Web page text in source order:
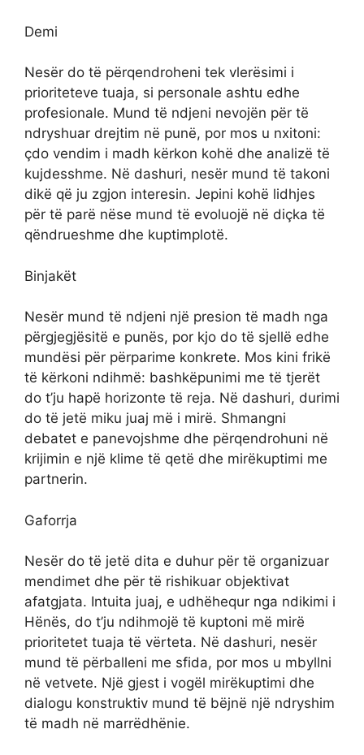
Demi
Nesër do të përqendroheni tek vlerësimi i
prioriteteve tuaja, si personale ashtu edhe
profesionale. Mund të ndjeni nevojën për të
ndryshuar drejtim në punë, por mos u nxitoni:
çdo vendim i madh kërkon kohë dhe analizë të
kujdesshme. Në dashuri, nesër mund të takoni
dikë që ju zgjon interesin. Jepini kohë lidhjes
për të parë nëse mund të evoluojë në diçka të
qëndrueshme dhe kuptimplotë.
Binjakët
Nesër mund të ndjeni një presion të madh nga
përgjegjësitë e punës, por kjo do të sjellë edhe
mundësi për përparime konkrete. Mos kini frikë
të kërkoni ndihmë: bashkëpunimi me të tjerët
do t’ju hapë horizonte të reja. Në dashuri, durimi
do të jetë miku juaj më i mirë. Shmangni
debatet e panevojshme dhe përqendrohuni në
krijimin e një klime të qetë dhe mirëkuptimi me
partnerin.
Gaforrja
Nesër do të jetë dita e duhur për të organizuar
mendimet dhe për të rishikuar objektivat
afatgjata. Intuita juaj, e udhëhequr nga ndikimi i
Hënës, do t’ju ndihmojë të kuptoni më mirë
prioritetet tuaja të vërteta. Në dashuri, nesër
mund të përballeni me sfida, por mos u mbyllni
në vetvete. Një gjest i vogël mirëkuptimi dhe
dialogu konstruktiv mund të bëjnë një ndryshim
të madh në marrëdhënie.